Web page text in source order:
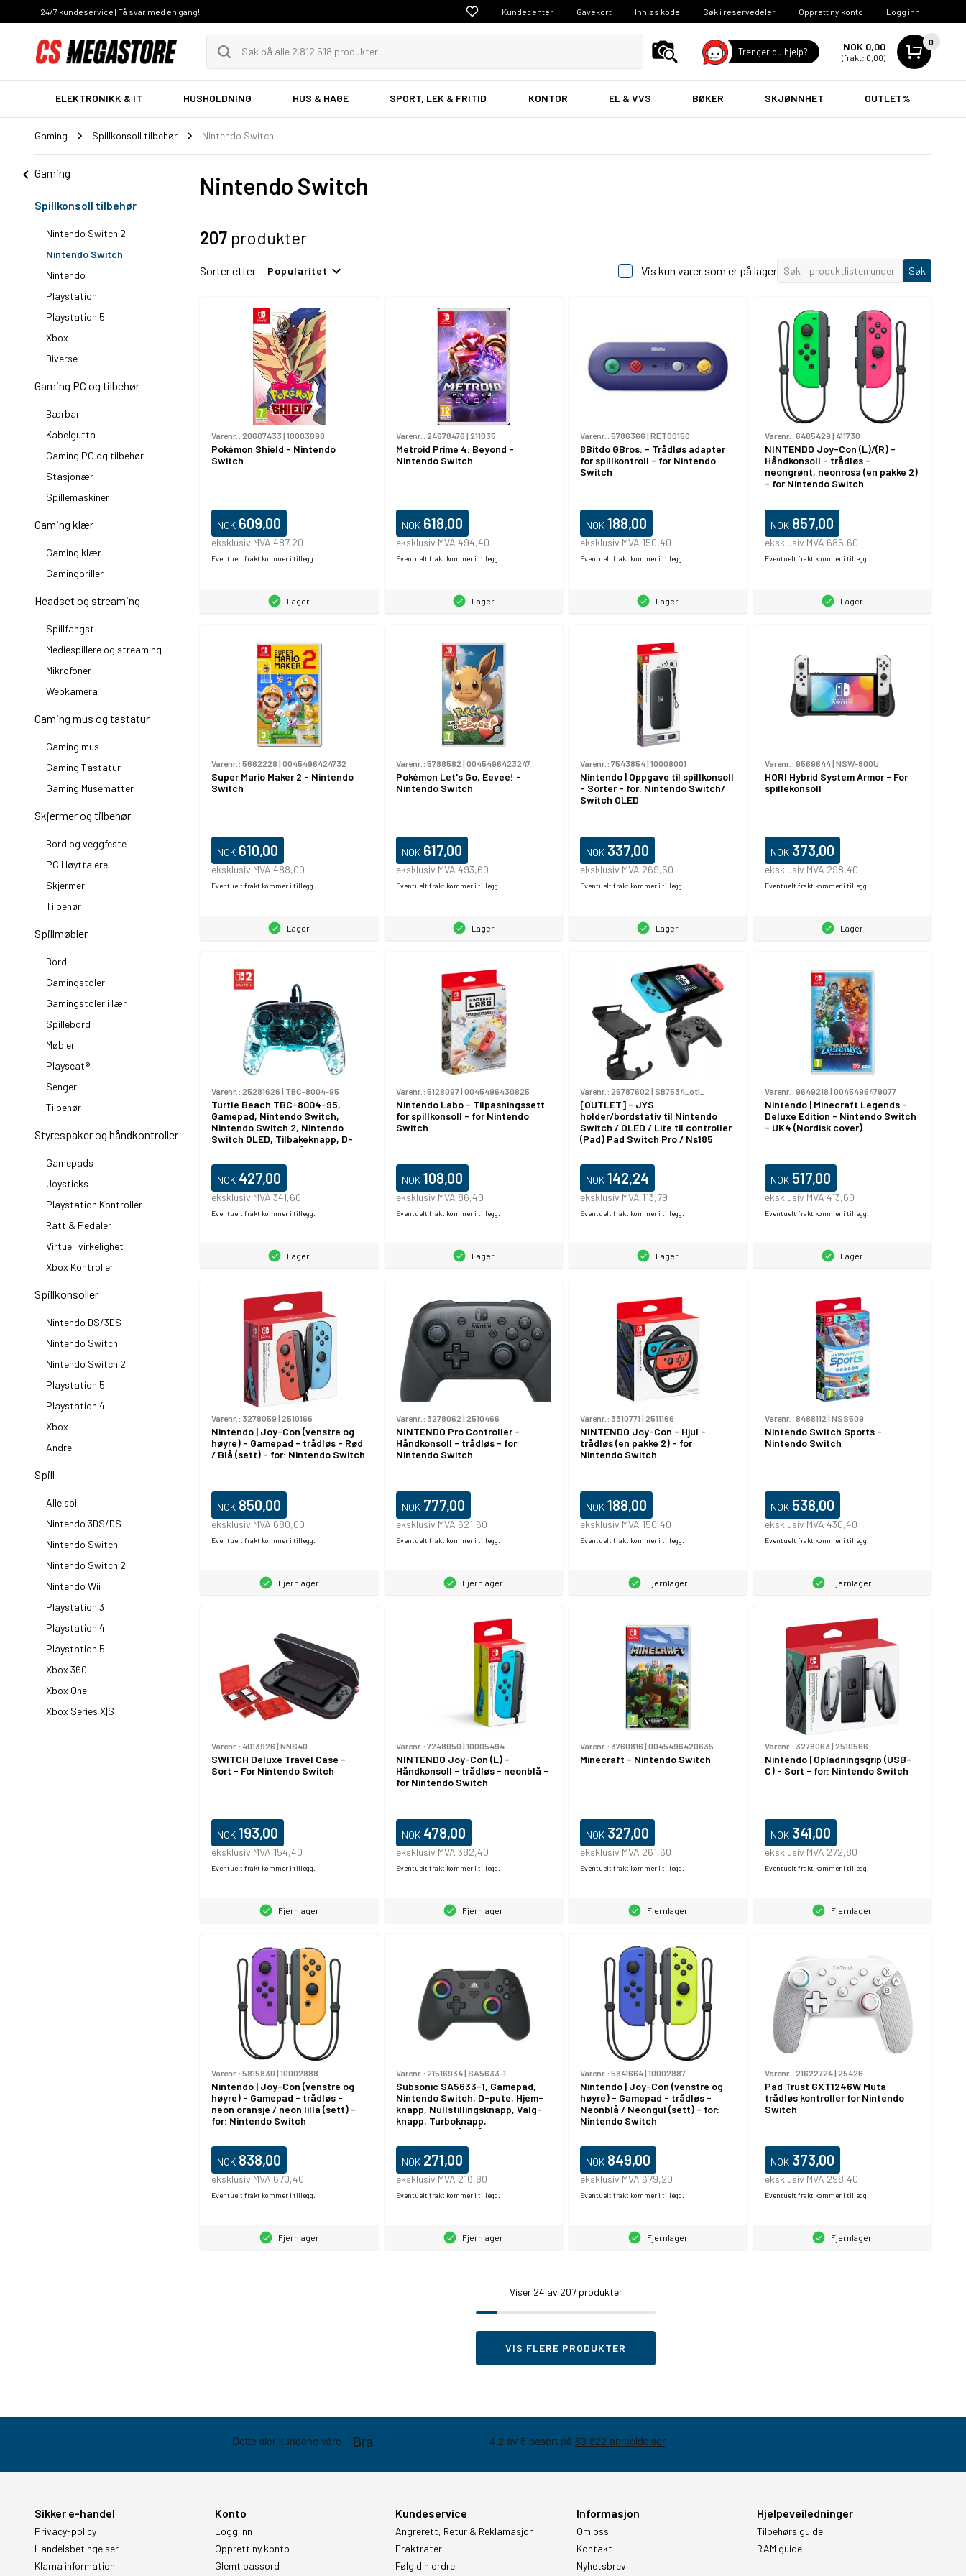
24/7 kundeservice | Få svar med en gang! Kundecenter Gavekort Innløs kode Søk i reservedeler Opprett ny konto Logg inn
Trenger du hjelp? NOK 0,00
(frakt: 0,00)
0
ELEKTRONIKK & IT HUSHOLDNING HUS & HAGE SPORT, LEK & FRITID KONTOR EL & VVS BØKER SKJØNNHET OUTLET%
Gaming Spillkonsoll tilbehør Nintendo Switch
Gaming
Spillkonsoll tilbehør
Nintendo Switch 2
Nintendo Switch
Nintendo
Playstation
Playstation 5
Xbox
Diverse
Gaming PC og tilbehør
Bærbar
Kabelgutta
Gaming PC og tilbehør
Stasjonær
Spillemaskiner
Gaming klær
Gaming klær
Gamingbriller
Headset og streaming
Spillfangst
Mediespillere og streaming
Mikrofoner
Webkamera
Gaming mus og tastatur
Gaming mus
Gaming Tastatur
Gaming Musematter
Skjermer og tilbehør
Bord og veggfeste
PC Høyttalere
Skjermer
Tilbehør
Spillmøbler
Bord
Gamingstoler
Gamingstoler i lær
Spillebord
Møbler
Playseat®
Senger
Tilbehør
Styrespaker og håndkontroller
Gamepads
Joysticks
Playstation Kontroller
Ratt & Pedaler
Virtuell virkelighet
Xbox Kontroller
Spillkonsoller
Nintendo DS/3DS
Nintendo Switch
Nintendo Switch 2
Playstation 5
Playstation 4
Xbox
Andre
Spill
Alle spill
Nintendo 3DS/DS
Nintendo Switch
Nintendo Switch 2
Nintendo Wii
Playstation 3
Playstation 4
Playstation 5
Xbox 360
Xbox One
Xbox Series X|S
Nintendo Switch
207 produkter
Sorter etter Popularitet Vis kun varer som er på lager Søk
Varenr.: 20607433 | 10003098
Pokémon Shield - Nintendo
Switch
NOK 609,00
eksklusiv MVA 487,20
Eventuelt frakt kommer i tillegg.
Lager
Varenr.: 24678476 | 211035
Metroid Prime 4: Beyond -
Nintendo Switch
NOK 618,00
eksklusiv MVA 494,40
Eventuelt frakt kommer i tillegg.
Lager
Varenr.: 5786366 | RET00150
8Bitdo GBros. - Trådløs adapter
for spillkontroll - for Nintendo
Switch
NOK 188,00
eksklusiv MVA 150,40
Eventuelt frakt kommer i tillegg.
Lager
Varenr.: 6485429 | 411730
NINTENDO Joy-Con (L)/(R) -
Håndkonsoll - trådløs -
neongrønt, neonrosa (en pakke 2)
- for Nintendo Switch
NOK 857,00
eksklusiv MVA 685,60
Eventuelt frakt kommer i tillegg.
Lager
Varenr.: 5662228 | 0045496424732
Super Mario Maker 2 - Nintendo
Switch
NOK 610,00
eksklusiv MVA 488,00
Eventuelt frakt kommer i tillegg.
Lager
Varenr.: 5788582 | 0045496423247
Pokémon Let's Go, Eevee! -
Nintendo Switch
NOK 617,00
eksklusiv MVA 493,60
Eventuelt frakt kommer i tillegg.
Lager
Varenr.: 7543854| 10008001
Nintendo | Oppgave til spillkonsoll
- Sorter - for: Nintendo Switch/
Switch OLED
NOK 337,00
eksklusiv MVA 269,60
Eventuelt frakt kommer i tillegg.
Lager
Varenr.: 9569644| NSW-800U
HORI Hybrid System Armor - For
spillekonsoll
NOK 373,00
eksklusiv MVA 298,40
Eventuelt frakt kommer i tillegg.
Lager
Varenr.: 25281626 | TBC-8004-95
Turtle Beach TBC-8004-95,
Gamepad, Nintendo Switch,
Nintendo Switch 2, Nintendo
Switch OLED, Tilbakeknapp, D-
pute, Rød/grønn/blå, Koblet med
ledninger (ikke trådløs), USB
NOK 427,00
eksklusiv MVA 341,60
Eventuelt frakt kommer i tillegg.
Lager
Varenr.: 5128097| 0045496430825
Nintendo Labo - Tilpasningssett
for spillkonsoll - for Nintendo
Switch
NOK 108,00
eksklusiv MVA 86,40
Eventuelt frakt kommer i tillegg.
Lager
Varenr.: 25787602 | SB7534_otl_
[OUTLET] - JYS
holder/bordstativ til Nintendo
Switch / OLED / Lite til controller
(Pad) Pad Switch Pro / Ns185
NOK 142,24
eksklusiv MVA 113,79
Eventuelt frakt kommer i tillegg.
Lager
Varenr.: 9649218 | 0045496479077
Nintendo | Minecraft Legends -
Deluxe Edition - Nintendo Switch
- UK4 (Nordisk cover)
NOK 517,00
eksklusiv MVA 413,60
Eventuelt frakt kommer i tillegg.
Lager
Varenr.: 3278059 | 2510166
Nintendo | Joy-Con (venstre og
høyre) - Gamepad - trådløs - Rød
/ Blå (sett) - for: Nintendo Switch
NOK 850,00
eksklusiv MVA 680,00
Eventuelt frakt kommer i tillegg.
Fjernlager
Varenr.: 3278062 | 2510466
NINTENDO Pro Controller -
Håndkonsoll - trådløs - for
Nintendo Switch
NOK 777,00
eksklusiv MVA 621,60
Eventuelt frakt kommer i tillegg.
Fjernlager
Varenr.: 3310771 | 2511166
NINTENDO Joy-Con - Hjul -
trådløs (en pakke 2) - for
Nintendo Switch
NOK 188,00
eksklusiv MVA 150,40
Eventuelt frakt kommer i tillegg.
Fjernlager
Varenr.: 8488112 | NSS509
Nintendo Switch Sports -
Nintendo Switch
NOK 538,00
eksklusiv MVA 430,40
Eventuelt frakt kommer i tillegg.
Fjernlager
Varenr.: 4013926 | NNS40
SWITCH Deluxe Travel Case -
Sort - For Nintendo Switch
NOK 193,00
eksklusiv MVA 154,40
Eventuelt frakt kommer i tillegg.
Fjernlager
Varenr.: 7248050 | 10005494
NINTENDO Joy-Con (L) -
Håndkonsoll - trådløs - neonblå -
for Nintendo Switch
NOK 478,00
eksklusiv MVA 382,40
Eventuelt frakt kommer i tillegg.
Fjernlager
Varenr.: 3760816 | 0045496420635
Minecraft - Nintendo Switch
NOK 327,00
eksklusiv MVA 261,60
Eventuelt frakt kommer i tillegg.
Fjernlager
Varenr.: 3278063 | 2510566
Nintendo | Opladningsgrip (USB-
C) - Sort - for: Nintendo Switch
NOK 341,00
eksklusiv MVA 272,80
Eventuelt frakt kommer i tillegg.
Fjernlager
Varenr.: 5815830 | 10002888
Nintendo | Joy-Con (venstre og
høyre) - Gamepad - trådløs -
neon oransje / neon lilla (sett) -
for: Nintendo Switch
NOK 838,00
eksklusiv MVA 670,40
Eventuelt frakt kommer i tillegg.
Fjernlager
Varenr.: 21516934| SA5633-1
Subsonic SA5633-1, Gamepad,
Nintendo Switch, D-pute, Hjem-
knapp, Nullstillingsknapp, Valg-
knapp, Turboknapp,
Rød/grønn/blå, Trådløs,
Bluetooth
NOK 271,00
eksklusiv MVA 216,80
Eventuelt frakt kommer i tillegg.
Fjernlager
Varenr.: 5841664| 10002887
Nintendo | Joy-Con (venstre og
høyre) - Gamepad - trådløs -
Neonblå / Neongul (sett) - for:
Nintendo Switch
NOK 849,00
eksklusiv MVA 679,20
Eventuelt frakt kommer i tillegg.
Fjernlager
Varenr.: 21622724| 25426
Pad Trust GXT1246W Muta
trådløs kontroller for Nintendo
Switch
NOK 373,00
eksklusiv MVA 298,40
Eventuelt frakt kommer i tillegg.
Fjernlager
Viser 24 av 207 produkter
VIS FLERE PRODUKTER
Sikker e-handel
Privacy-policy
Handelsbetingelser
Klarna information
Konto
Logg inn
Opprett ny konto
Glemt passord
Kundeservice
Angrerett, Retur & Reklamasjon
Fraktrater
Følg din ordre
Informasjon
Om oss
Kontakt
Nyhetsbrev
Hjelpeveiledninger
Tilbehørs guide
RAM guide